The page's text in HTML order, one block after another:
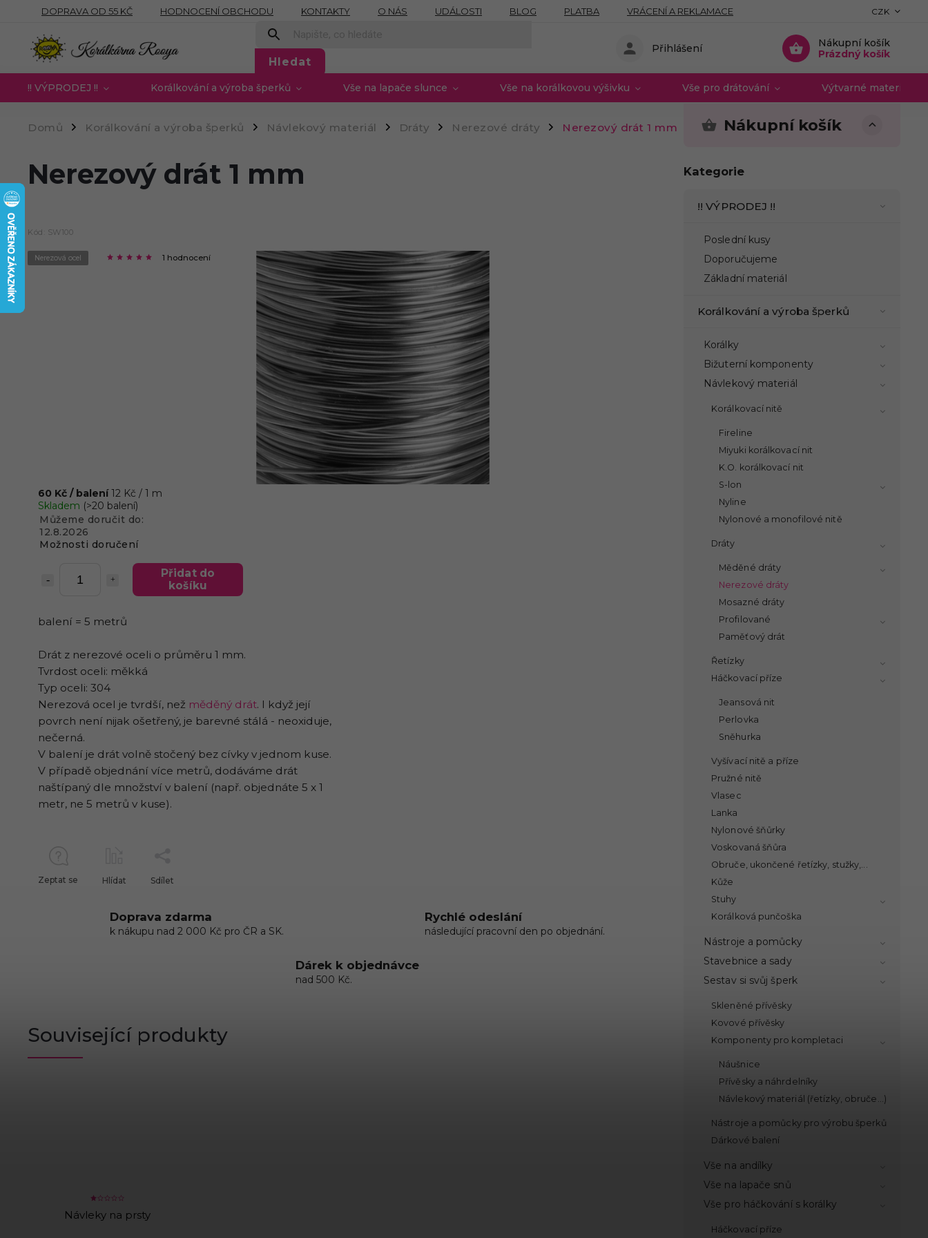
DOPRAVA OD 55 KČ HODNOCENÍ OBCHODU KONTAKTY O NÁS UDÁLOSTI BLOG PLATBA
VRÁCENÍ A REKLAMACE
PODMÍNKY OCHRANY OSOBNÍCH ÚDAJŮ
CZK
Hledat
Nákupní košík
Prázdný košík
Přihlášení
!! VÝPRODEJ !! Korálkování a výroba šperků Vše na lapače slunce Vše na korálkovou výšivku Vše pro drátování Výtvarné materiály a
Domů / Korálkování a výroba šperků / Návlekový materiál / Dráty / Nerezové dráty / Nerezový drát 1 mm Nákupní košík
Kategorie
!! VÝPRODEJ !!
Poslední kusy
Doporučujeme
Základní materiál
Korálkování a výroba šperků
Korálky
Bižuterní komponenty
Návlekový materiál
Korálkovací nitě
Fireline
Miyuki korálkovací nit
K.O. korálkovací nit
S-lon
Nyline
Nylonové a monofilové nitě
Dráty
Měděné dráty
Nerezové dráty
Mosazné dráty
Profilované
Paměťový drát
Řetízky
Háčkovací příze
Jeansová nit
Perlovka
Sněhurka
Vyšívací nitě a příze
Pružné nitě
Vlasec
Lanka
Nylonové šňůrky
Voskovaná šňůra
Obruče, ukončené řetízky, stužky,...
Kůže
Stuhy
Korálková punčoška
Nástroje a pomůcky
Stavebnice a sady
Sestav si svůj šperk
Skleněné přívěsky
Kovové přívěsky
Komponenty pro kompletaci
Náušnice
Přívěsky a náhrdelníky
Návlekový materiál (řetízky, obruče...)
Nástroje a pomůcky pro výrobu šperků
Dárkové balení
Vše na andílky
Vše na lapače snů
Vše pro háčkování s korálky
Háčkovací příze
Nerezový drát 1 mm
Kód: SW100
Nerezová ocel 1 hodnocení
60 Kč / balení12 Kč / 1 m
Skladem (>20 balení)
Můžeme doručit do:
12.8.2026
Možnosti doručení
Přidat do
košíku
balení = 5 metrů
Drát z nerezové oceli o průměru 1 mm.
Tvrdost oceli: měkká
Typ oceli: 304
Nerezová ocel je tvrdší, než měděný drát. I když její
povrch není nijak ošetřený, je barevné stálá - neoxiduje,
nečerná.
V balení je drát volně stočený bez cívky v jednom kuse.
V případě objednání více metrů, dodáváme drát
naštípaný dle množství v balení (např. objednáte 5 x 1
metr, ne 5 metrů v kuse).
Zeptat se Hlídat Sdílet
Doprava zdarma
k nákupu nad 2 000 Kč pro ČR a SK.
Rychlé odeslání
následující pracovní den po objednání.
Dárek k objednávce
nad 500 Kč.
Související produkty
Návleky na prsty